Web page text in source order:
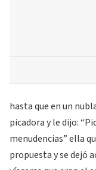
hasta que en un
picadora y le dijo:
menudencias” ella
propuesta y se dejó